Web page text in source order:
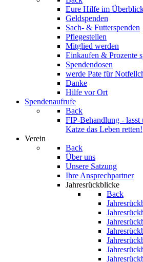
Eure Hilfe im
Geldspenden
Sach- & Futterspenden
Pflegestellen
Mitglied werden
Einkaufen & Prozente
Spendendosen
werde Pate für
Danke
Hilfe vor Ort
Spendenaufrufe
Back
FIP-Behandlung - lasst
Katze das Leben retten!
Verein
Back
Über uns
Unsere Satzung
Ihre Ansprechpartner
Jahresrückblicke
Back